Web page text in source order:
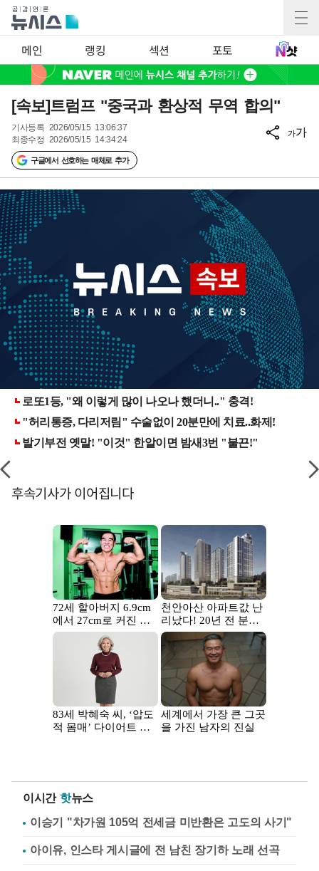
메인 랭킹 섹션 포토
[속보]트럼프 "중국과 환상적 무역 합의"
기사등록 2026/05/15 13:06:37
최종수정 2026/05/15 14:34:24
구글에서 선호하는 매체로 추가
가가
후속기사가 이어집니다
이시간 핫뉴스
이승기 "차가원 105억 전세금 미반환은 고도의 사기"
아이유, 인스타 게시글에 전 남친 장기하 노래 선곡